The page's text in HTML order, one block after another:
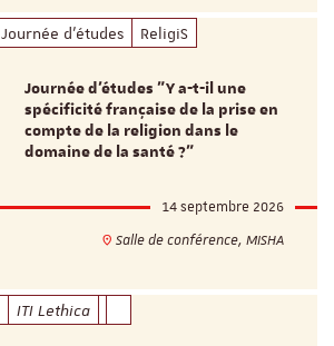
Journée d'études ReligiS
Journée d’études "Y a-t-il une
spécificité française de la prise en
compte de la religion dans le
domaine de la santé ?"
14 septembre 2026
Salle de conférence, MISHA
ITI Lethica